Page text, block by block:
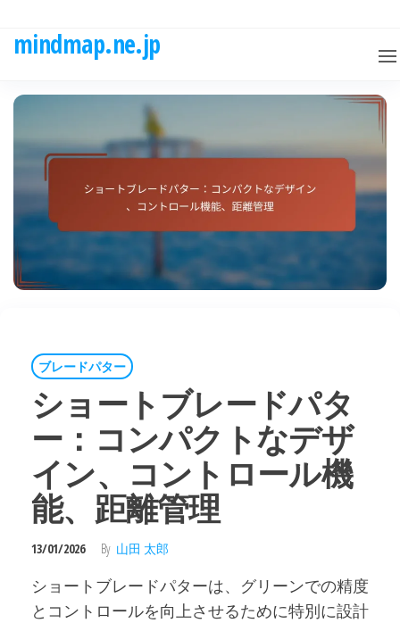
mindmap.ne.jp
ブレードパター
ショートブレードパタ
ー：コンパクトなデザ
イン、コントロール機
能、距離管理
13/01/2026 By 山田 太郎
ショートブレードパターは、グリーンでの精度
とコントロールを向上させるために特別に設計